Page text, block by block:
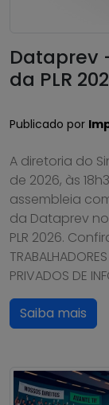
Dataprev
da PLR
Publicado por
A diretoria do
de 2026, às
assembleia
da Dataprev
PLR 2026.
PRIVADOS DE
Saiba mais